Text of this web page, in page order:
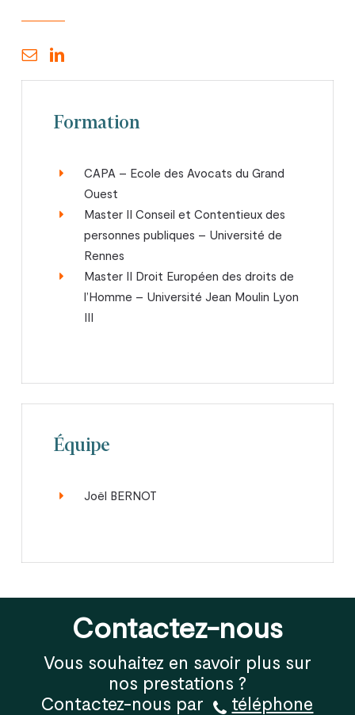
Formation
CAPA – Ecole des Avocats du Grand
Ouest
Master II Conseil et Contentieux des
personnes publiques – Université de
Rennes
Master II Droit Européen des droits de
l’Homme – Université Jean Moulin Lyon
III
Équipe
Joël BERNOT
Contactez-nous
Vous souhaitez en savoir plus sur
nos prestations ?
Contactez-nous par
téléphone